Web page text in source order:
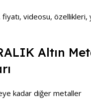
Altın
kadar diğer metaller